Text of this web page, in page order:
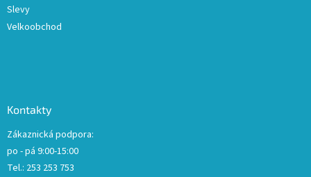
Slevy
Velkoobchod
Kontakty
Zákaznická podpora:
po - pá 9:00-15:00
Tel.: 253 253 753